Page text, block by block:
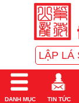
LẬP LÁ
DANH MỤC TIN TỨC